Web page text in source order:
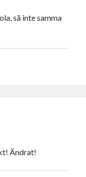
så inte samma
Ändrat!